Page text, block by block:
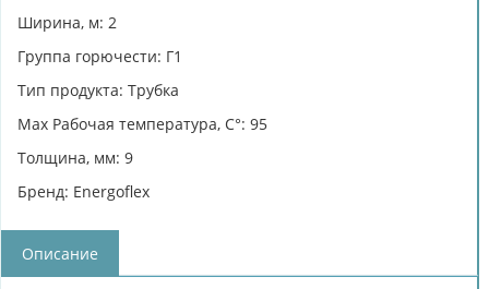
Ширина, м: 2
Группа горючести: Г1
Тип продукта: Трубка
Max Рабочая температура, C°: 95
Толщина, мм: 9
Бренд: Energoflex
Описание